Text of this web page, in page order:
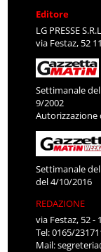
Editore
LG PRESSE
via Festaz, 52
Settimanale
9/2002
Autorizzazione
Settimanale
del 4/10/2016
REDAZIONE
via Festaz, 52 -
Tel: 0165/
Mail: